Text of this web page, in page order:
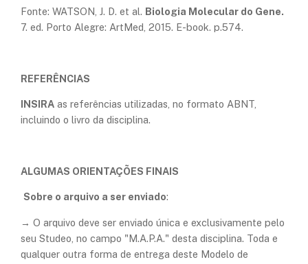
Fonte: WATSON, J. D. et al. Biologia Molecular do Gene.
7. ed. Porto Alegre: ArtMed, 2015. E-book. p.574.
REFERÊNCIAS
INSIRA as referências utilizadas, no formato ABNT,
incluindo o livro da disciplina.
ALGUMAS ORIENTAÇÕES FINAIS
Sobre o arquivo a ser enviado:
→ O arquivo deve ser enviado única e exclusivamente pelo
seu Studeo, no campo "M.A.P.A." desta disciplina. Toda e
qualquer outra forma de entrega deste Modelo de